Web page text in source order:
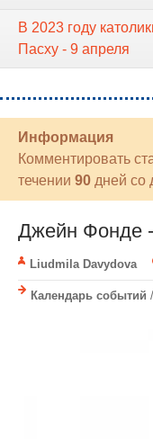
В 2023 году
Пасху - 9 апреля
Информация
Комментировать
течении 90 дней со
Джейн Фонде
Liudmila Davydova
Календарь событий /